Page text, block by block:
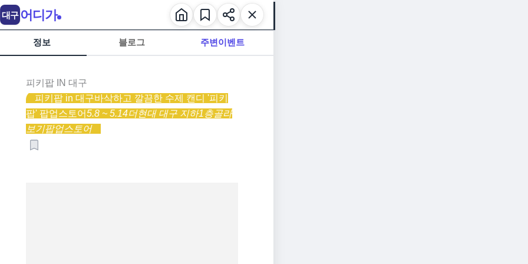
정보 블로그 주변이벤트
피키팝 IN 대구
피키팝 in 대구바삭하고 깔끔한 수제 캔디 '피키
팝' 팝업스토어5.8 ~ 5.14더현대 대구 지하1층골라
보기팝업스토어
대구 어디가